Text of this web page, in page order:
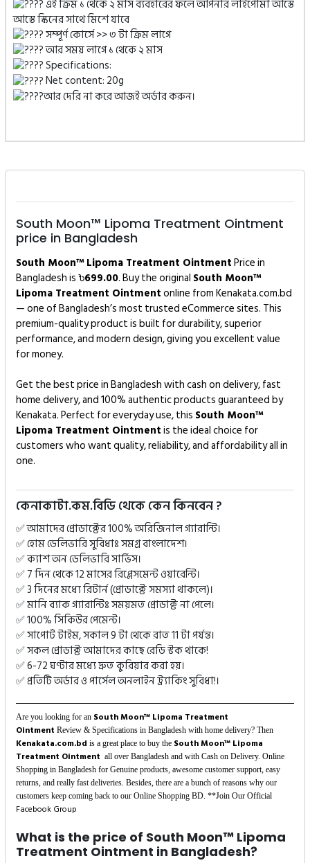
এই ক্রিম ১ থেকে ২ মাস ব্যবহারের ফলে আপনার লাইপোমা আস্তে
আস্তে স্কিনের সাথে মিশে যাবে
সম্পূর্ণ কোর্সে >> ৩ টা ক্রিম লাগে
আর সময় লাগে ১ থেকে ২ মাস
Specifications:
Net content: 20g
আর দেরি না করে আজই অর্ডার করুন।
South Moon™ Lipoma Treatment Ointment
price in Bangladesh
South Moon™ Lipoma Treatment OintmentPrice in
Bangladesh is ৳699.00. Buy the original South Moon™
Lipoma Treatment Ointmentonline from Kenakata.com.bd
— one of Bangladesh’s most trusted eCommerce sites. This
premium-quality product is built for durability, superior
performance, and modern design, giving you excellent value
for money.
Get the best price in Bangladesh with cash on delivery, fast
home delivery, and 100% authentic products guaranteed by
Kenakata. Perfect for everyday use, this South Moon™
Lipoma Treatment Ointmentis the ideal choice for
customers who want quality, reliability, and affordability all in
one.
কেনাকাটা.কম.বিডি থেকে কেন কিনবেন ?
✅ আমাদের প্রোডাক্টের 100% অরিজিনাল গ্যারান্টি।
✅ হোম ডেলিভারি সুবিধাঃ সমগ্র বাংলাদেশ।
✅ ক্যাশ অন ডেলিভারি সার্ভিস।
✅ 7 দিন থেকে 12 মাসের রিপ্লেসমেন্ট ওয়ারেন্টি।
✅ 3 দিনের মধ্যে রিটার্ন (প্রোডাক্টে সমস্যা থাকলে)।
✅ মানি ব্যাক গ্যারান্টিঃ সময়মত প্রোডাক্ট না পেলে।
✅ 100% সিকিউর পেমেন্ট।
✅ সাপোর্ট টাইম, সকাল 9 টা থেকে রাত 11 টা পর্যন্ত।
✅ সকল প্রোডাক্ট আমাদের কাছে রেডি স্টক থাকে!
✅ 6-72 ঘণ্টার মধ্যে দ্রুত কুরিয়ার করা হয়।
✅ প্রতিটি অর্ডার ও পার্সেল অনলাইন ট্র্যাকিং সুবিধা!।
Are you looking for an South Moon™ Lipoma Treatment
Ointment Review & Specifications in Bangladesh with home delivery? Then
Kenakata.com.bd is a great place to buy the South Moon™ Lipoma
Treatment Ointment all over Bangladesh and with Cash on Delivery. Online
Shopping in Bangladesh for Genuine products, awesome customer support, easy
returns, and really fast deliveries. Besides, there are a bunch of reasons why our
customers keep coming back to our Online Shopping BD. **Join Our Official
Facebook Group
What is the price of South Moon™ Lipoma
Treatment Ointment in Bangladesh?